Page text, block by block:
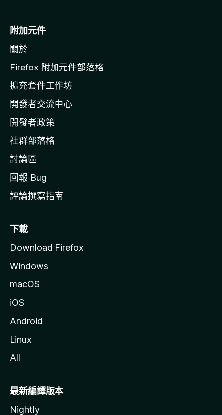
o
i
l
a
官
網
附加元件
關於
Firefox 附加元件部落格
擴充套件工作坊
開發者交流中心
開發者政策
社群部落格
討論區
回報 Bug
評論撰寫指南
下載
Download Firefox
Windows
macOS
iOS
Android
Linux
All
最新編譯版本
Nightly